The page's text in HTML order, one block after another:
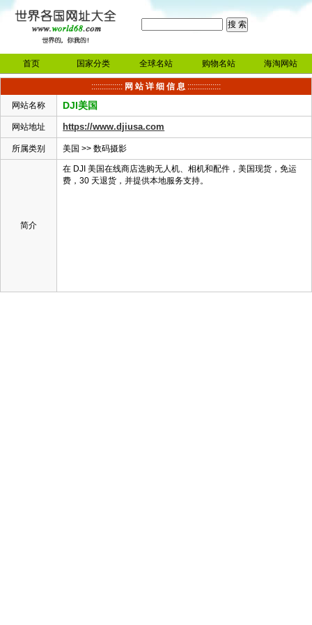
首页 国家分类 全球名站 购物名站 海淘网站
::::::::::::::: 网 站 详 细 信 息 ::::::::::::::::
网站名称
DJI美国
网站地址 https://www.djiusa.com
所属类别 美国 >>数码摄影
简介
在 DJI 美国在线商店选购无人机、相机和配件，美国现货，免运
费，30 天退货，并提供本地服务支持。